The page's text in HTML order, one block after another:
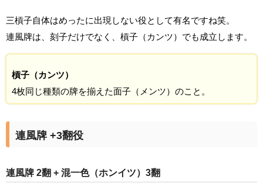
三槓子自体はめったに出現しない役として有名ですね笑。
連風牌は、刻子だけでなく、槓子（カンツ）でも成立します。
槓子（カンツ）
4枚同じ種類の牌を揃えた面子（メンツ）のこと。
連風牌 +3翻役
連風牌 2翻 + 混一色（ホンイツ）3翻